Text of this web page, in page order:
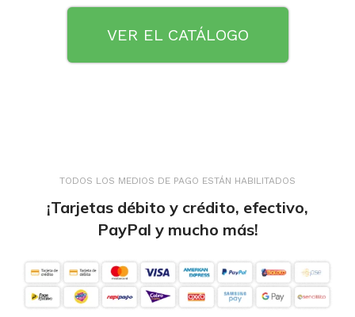
VER EL CATÁLOGO
TODOS LOS MEDIOS DE PAGO ESTÁN HABILITADOS
¡Tarjetas débito y crédito, efectivo,
PayPal y mucho más!